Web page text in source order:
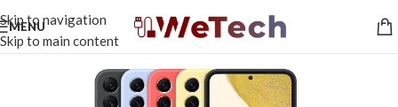
Skip to navigation
Skip to main content
MENU